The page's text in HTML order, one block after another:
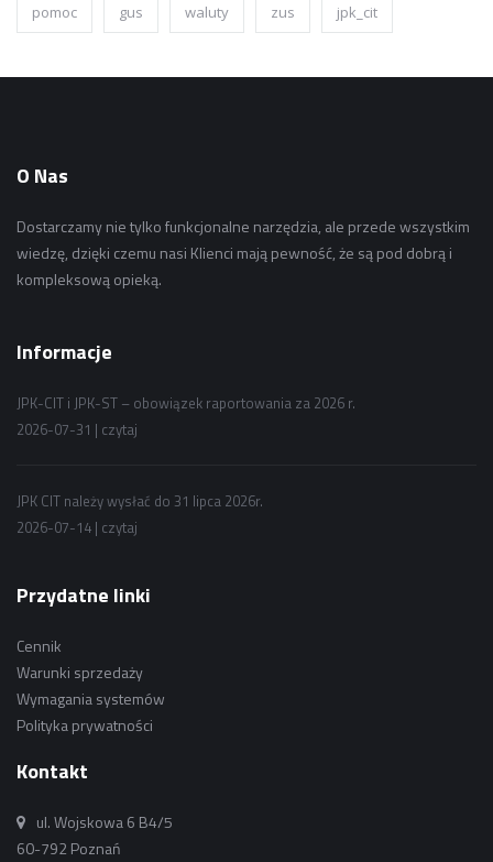
pomoc gus waluty zus jpk_cit
O Nas
Dostarczamy nie tylko funkcjonalne narzędzia, ale przede wszystkim
wiedzę, dzięki czemu nasi Klienci mają pewność, że są pod dobrą i
kompleksową opieką.
Informacje
JPK-CIT i JPK-ST – obowiązek raportowania za 2026 r.
2026-07-31 | czytaj
JPK CIT należy wysłać do 31 lipca 2026r.
2026-07-14 | czytaj
Przydatne linki
Cennik
Warunki sprzedaży
Wymagania systemów
Polityka prywatności
Kontakt
ul. Wojskowa 6 B4/5
60-792 Poznań